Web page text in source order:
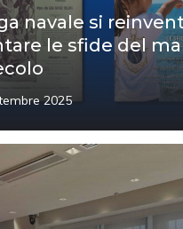
navale si
le sfide del
2025